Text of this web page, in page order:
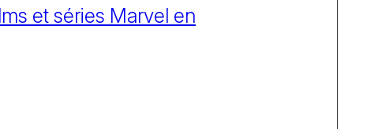
et séries Marvel en